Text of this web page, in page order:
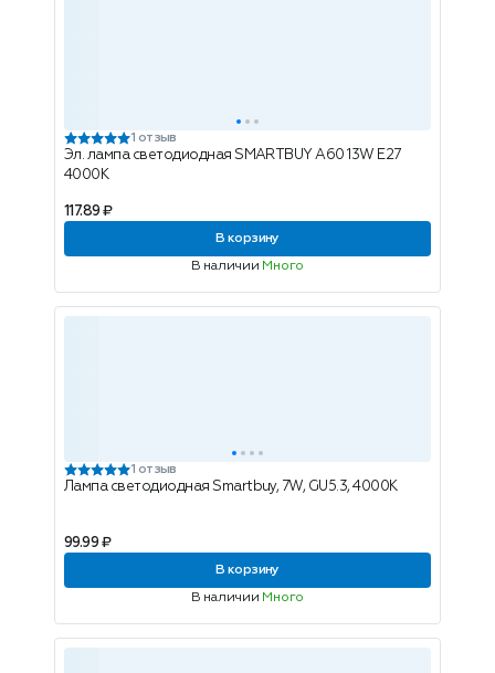
1 отзыв
Эл. лампа светодиодная SMARTBUY A60 13W E27
4000K
117.89 ₽
В корзину
В наличии Много
1 отзыв
Лампа светодиодная Smartbuy, 7W, GU5.3, 4000K
99.99 ₽
В корзину
В наличии Много